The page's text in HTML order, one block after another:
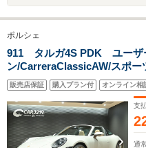
ポルシェ
911 タルガ4S PDK ユーザ
ン/CarreraClassicAW/スポー
ス/SportDesignパッケージ/ス
ポーツエキゾースト/PDLS
Plus/AppleCarPlay/
ー/ETC2.0
販売店保証 購入プラン付 オンライン相
支
通